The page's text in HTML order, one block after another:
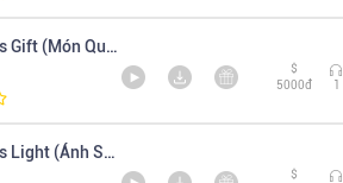
A New Year’s Gift (Món Quà Năm Mới)
$
5000đ
1
A New Year’s Light (Ánh Sáng Năm Mới)
$